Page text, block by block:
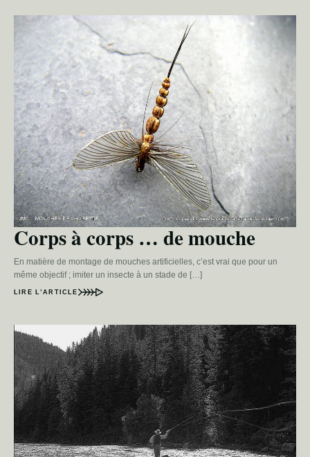
Corps à corps … de mouche
En matière de montage de mouches artificielles, c’est vrai que pour un
même objectif ; imiter un insecte à un stade de […]
LIRE L’ARTICLE